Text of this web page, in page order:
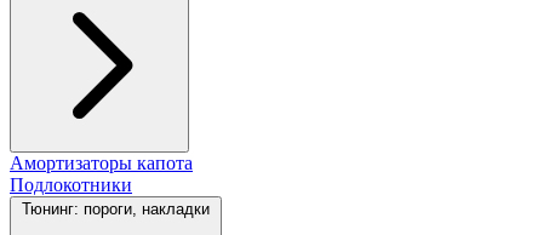
Амортизаторы капота
Подлокотники
Тюнинг: пороги, накладки